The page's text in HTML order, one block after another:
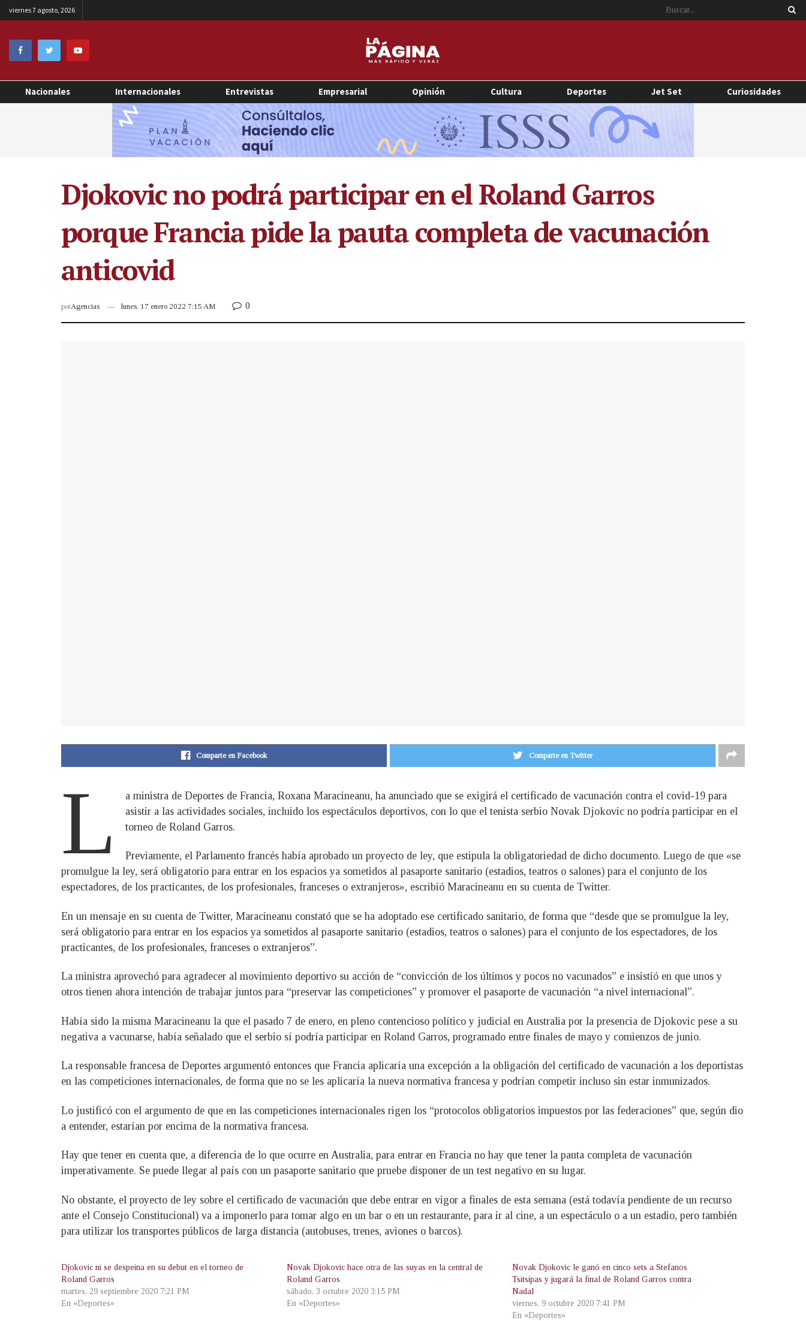
viernes 7 agosto, 2026
Nacionales Internacionales Entrevistas Empresarial Opinión Cultura Deportes Jet Set Curiosidades
Djokovic no podrá participar en el Roland Garros
porque Francia pide la pauta completa de vacunación
anticovid
porAgencias lunes, 17 enero 2022 7:15 AM 0
Comparte en Facebook Comparte en Twitter
L
a ministra de Deportes de Francia, Roxana Maracineanu, ha anunciado que se exigirá el certificado de vacunación contra el covid-19 para
asistir a las actividades sociales, incluido los espectáculos deportivos, con lo que el tenista serbio Novak Djokovic no podría participar en el
torneo de Roland Garros.
Previamente, el Parlamento francés había aprobado un proyecto de ley, que estipula la obligatoriedad de dicho documento. Luego de que «se
promulgue la ley, será obligatorio para entrar en los espacios ya sometidos al pasaporte sanitario (estadios, teatros o salones) para el conjunto de los
espectadores, de los practicantes, de los profesionales, franceses o extranjeros», escribió Maracineanu en su cuenta de Twitter.
En un mensaje en su cuenta de Twitter, Maracineanu constató que se ha adoptado ese certificado sanitario, de forma que “desde que se promulgue la ley,
será obligatorio para entrar en los espacios ya sometidos al pasaporte sanitario (estadios, teatros o salones) para el conjunto de los espectadores, de los
practicantes, de los profesionales, franceses o extranjeros”.
La ministra aprovechó para agradecer al movimiento deportivo su acción de “convicción de los últimos y pocos no vacunados” e insistió en que unos y
otros tienen ahora intención de trabajar juntos para “preservar las competiciones” y promover el pasaporte de vacunación “a nivel internacional”.
Había sido la misma Maracineanu la que el pasado 7 de enero, en pleno contencioso político y judicial en Australia por la presencia de Djokovic pese a su
negativa a vacunarse, había señalado que el serbio sí podría participar en Roland Garros, programado entre finales de mayo y comienzos de junio.
La responsable francesa de Deportes argumentó entonces que Francia aplicaría una excepción a la obligación del certificado de vacunación a los deportistas
en las competiciones internacionales, de forma que no se les aplicaría la nueva normativa francesa y podrían competir incluso sin estar inmunizados.
Lo justificó con el argumento de que en las competiciones internacionales rigen los “protocolos obligatorios impuestos por las federaciones” que, según dio
a entender, estarían por encima de la normativa francesa.
Hay que tener en cuenta que, a diferencia de lo que ocurre en Australia, para entrar en Francia no hay que tener la pauta completa de vacunación
imperativamente. Se puede llegar al país con un pasaporte sanitario que pruebe disponer de un test negativo en su lugar.
No obstante, el proyecto de ley sobre el certificado de vacunación que debe entrar en vigor a finales de esta semana (está todavía pendiente de un recurso
ante el Consejo Constitucional) va a imponerlo para tomar algo en un bar o en un restaurante, para ir al cine, a un espectáculo o a un estadio, pero también
para utilizar los transportes públicos de larga distancia (autobuses, trenes, aviones o barcos).
Djokovic ni se despeina en su debut en el torneo de
Roland Garros
martes, 29 septiembre 2020 7:21 PM
En «Deportes»
Novak Djokovic hace otra de las suyas en la central de
Roland Garros
sábado, 3 octubre 2020 3:15 PM
En «Deportes»
Novak Djokovic le ganó en cinco sets a Stefanos
Tsitsipas y jugará la final de Roland Garros contra
Nadal
viernes, 9 octubre 2020 7:41 PM
En «Deportes»